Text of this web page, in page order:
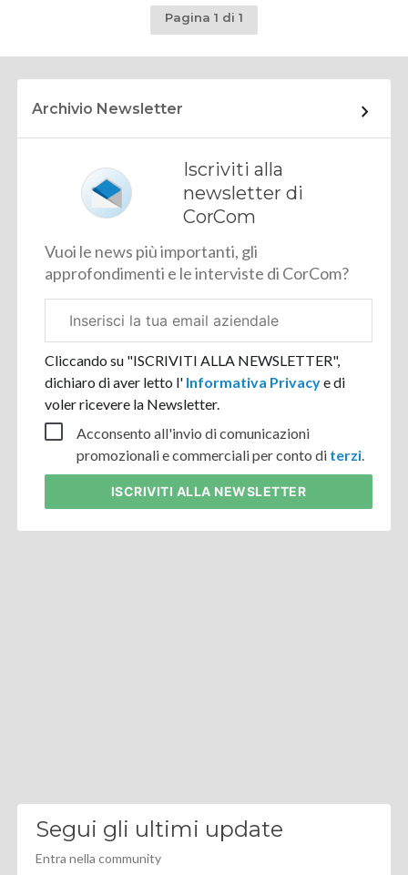
Pagina 1 di 1
Archivio Newsletter
Iscriviti alla
newsletter di
CorCom
Vuoi le news più importanti, gli
approfondimenti e le interviste di CorCom?
aziendale
Cliccando su "ISCRIVITI ALLA NEWSLETTER",
dichiaro di aver letto l' Informativa Privacye di
voler ricevere la Newsletter.
Acconsento all'invio di comunicazioni
promozionali e commerciali per conto di terzi.
ISCRIVITI ALLA NEWSLETTER
Segui gli ultimi update
Entra nella community